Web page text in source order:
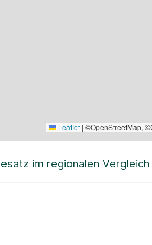
Leaflet | ©OpenStreetMap,
im regionalen Vergleich